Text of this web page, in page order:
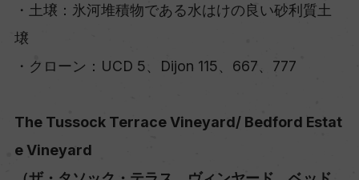
・土壌：氷河堆積物である水はけの良い砂利質土
壌
・クローン：UCD 5、Dijon 115、667、777
The Tussock Terrace Vineyard/ Bedford Estat
e Vineyard